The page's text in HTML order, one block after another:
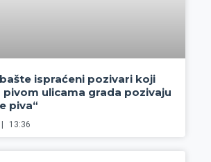
ispraćeni pozivari koji
ulicama grada pozivaju
piva“
13:36